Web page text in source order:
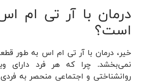
درمان با آر تی ام
است؟
خیر، درمان با آر تی ام اس به طور
نمی‌بخشد. چرا که هر فرد دارای
روانشناختی و اجتماعی منحصر به